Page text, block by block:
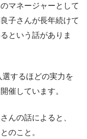
マネージャーとして
子さんが長年続けて
という話がありま
するほどの実力を
催しています。
んの話によると、
のこと。